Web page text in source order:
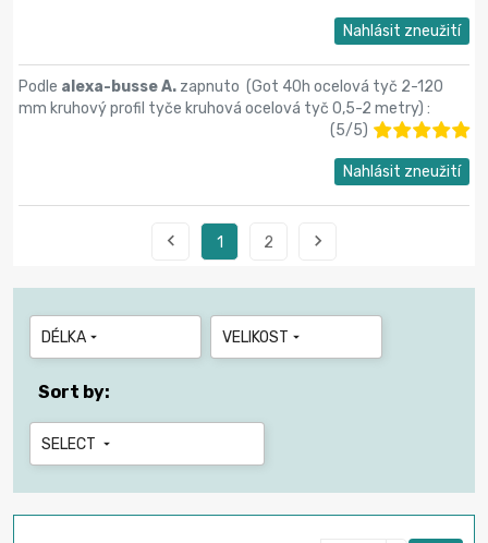
Nahlásit zneužití
Podle alexa-busse A. zapnuto (Got 40h ocelová tyč 2-120
mm kruhový profil tyče kruhová ocelová tyč 0,5-2 metry) :
(5/5)
Nahlásit zneužití
 1 2 
DÉLKA  VELIKOST 
Sort by:
SELECT 